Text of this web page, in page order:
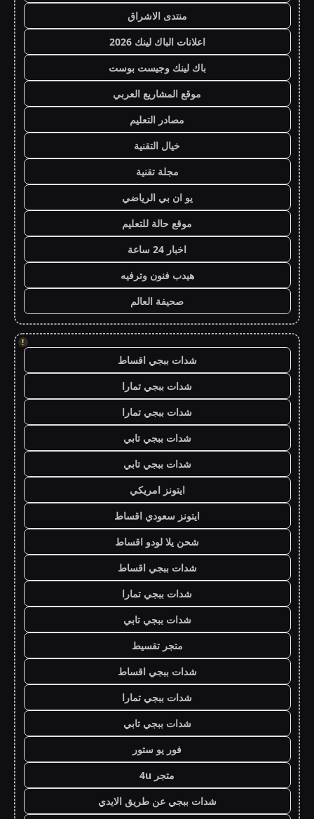
منتدى الاشراق
اعلانات الباك لينك 2026
باك لينك وجيست بوست
موقع المشاريع العربي
مصادر التعليم
خيال التقنية
مجلة تقنية
يو ان بي الرياضي
موقع حالة للتعليم
اخبار 24 ساعة
هيدب فنون وترفيه
صحيفة العالم
!
شدات ببجي اقساط
شدات ببجي تمارا
شدات ببجي تمارا
شدات ببجي تابي
شدات ببجي تابي
ايتونز امريكي
ايتونز سعودي اقساط
شحن يلا لودو اقساط
شدات ببجي اقساط
شدات ببجي تمارا
شدات ببجي تابي
متجر تقسيط
شدات ببجي اقساط
شدات ببجي تمارا
شدات ببجي تابي
فور يو ستور
متجر 4u
شدات ببجي عن طريق الايدي